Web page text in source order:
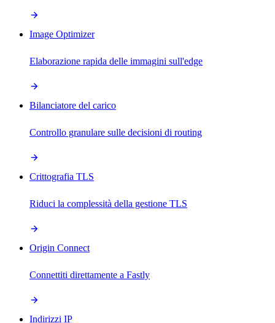
Image Optimizer
Elaborazione rapida delle immagini sull'edge
Bilanciatore del carico
Controllo granulare sulle decisioni di routing
Crittografia TLS
Riduci la complessità della gestione TLS
Origin Connect
Connettiti direttamente a Fastly
Indirizzi IP